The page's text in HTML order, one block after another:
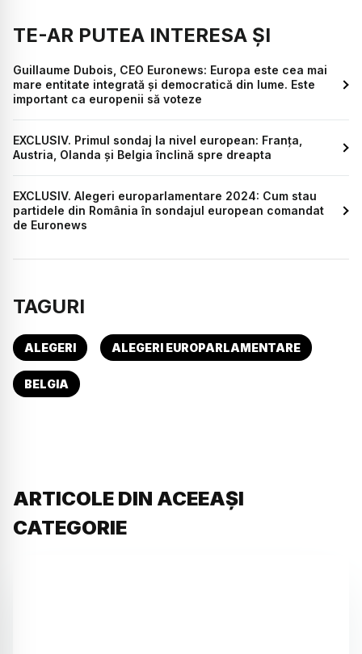
TE-AR PUTEA INTERESA ȘI
Guillaume Dubois, CEO Euronews: Europa este cea mai
mare entitate integrată și democratică din lume. Este
important ca europenii să voteze
EXCLUSIV. Primul sondaj la nivel european: Franța,
Austria, Olanda și Belgia înclină spre dreapta
EXCLUSIV. Alegeri europarlamentare 2024: Cum stau
partidele din România în sondajul european comandat
de Euronews
TAGURI
ALEGERI ALEGERI EUROPARLAMENTARE
BELGIA
ARTICOLE DIN ACEEAȘI
CATEGORIE